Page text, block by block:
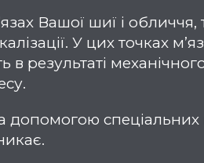
Вашої шиї і обличчя,
У цих точках
в результаті
допомогою